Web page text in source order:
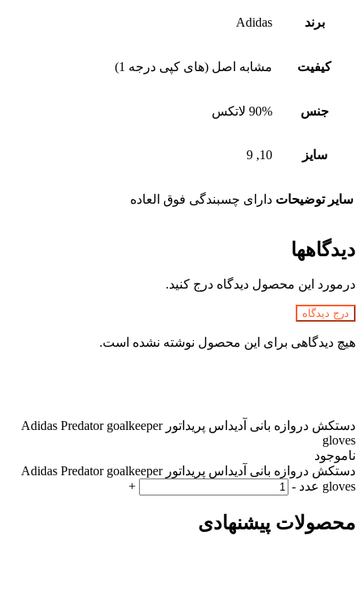
برند Adidas
کیفیت مشابه اصل (های کپی درجه 1)
جنس 90% لاتکس
سایز 10, 9
سایر توضیحات دارای چسبندگی فوق العاده
دیدگاهها
درمورد این محصول دیدگاه درج کنید.
درج دیدگاه
هیچ دیدگاهی برای این محصول نوشته نشده است.
دستکش دروازه بانی آدیداس پریداتور Adidas Predator goalkeeper
gloves
ناموجود
دستکش دروازه بانی آدیداس پریداتور Adidas Predator goalkeeper
gloves عدد
-
+
محصولات پیشنهادی